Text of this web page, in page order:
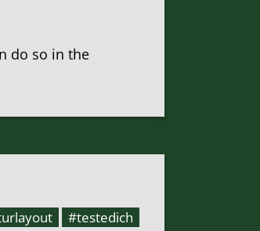
do so in the
#testedich